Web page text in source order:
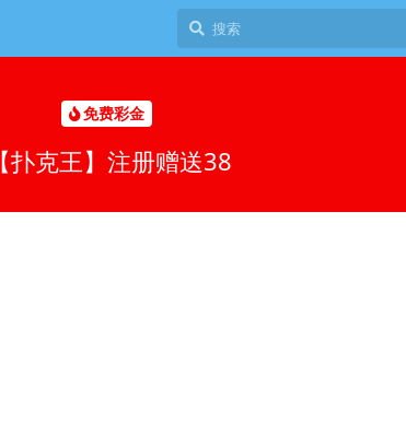
免费彩金
【扑克王】注册赠送38